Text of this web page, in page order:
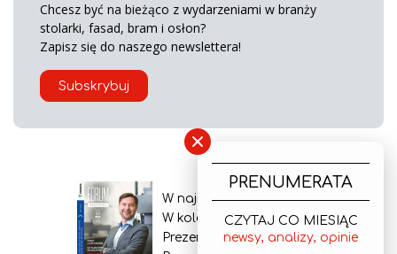
Chcesz być na bieżąco z wydarzeniami w branży
stolarki, fasad, bram i osłon?
Zapisz się do naszego newslettera!
Subskrybuj
W najnowszym wydaniu
W kolejnym numerze
Prezentacja gazety
×
PRENUMERATA
CZYTAJ CO MIESIĄC
newsy, analizy, opinie